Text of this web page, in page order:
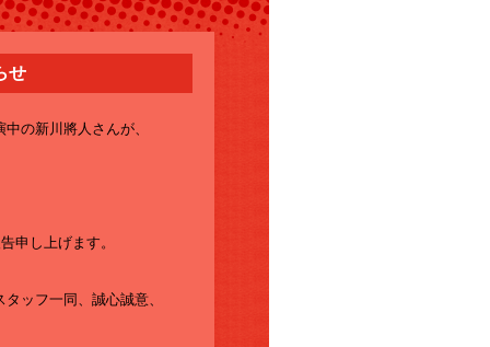
せ
の新川將人さんが、
申し上げます。
ッフ一同、誠心誠意、